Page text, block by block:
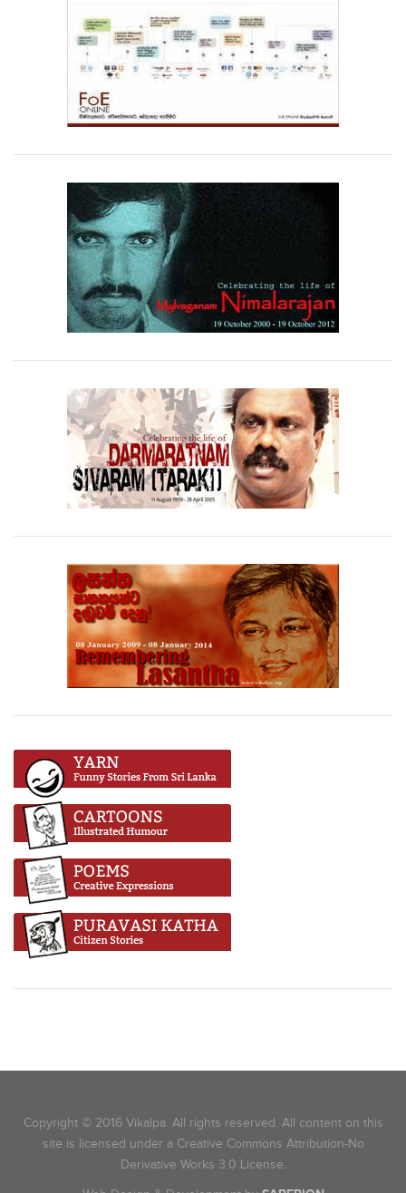
Copyright © 2016 Vikalpa. All rights reserved. All content on this
site is licensed under a Creative Commons Attribution-No
Derivative Works 3.0 License.